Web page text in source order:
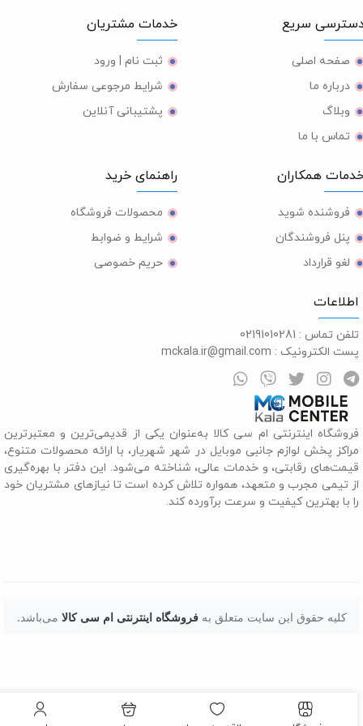
سریع
صفحه اصلی
درباره ما
وبلاگ
تماس با ما
خدمات مشتریان
ثبت نام | ورود
شرایط مرجوعی سفارش
پشتیبانی آنلاین
همکاران
فروشنده شوید
پنل فروشندگان
لغو قرارداد
راهنمای خرید
محصولات فروشگاه
شرایط و ضوابط
حریم خصوصی
تماس : 02191010281
الکترونیک : mckala.ir@gmail.com
اینترنتی ام سی کالا به‌عنوان یکی از قدیمی‌ترین و معتبرترین
پخش لوازم جانبی موبایل در شهر شهریار، با ارائه محصولات متنوع،
رقابتی، و خدمات عالی، شناخته می‌شود. این دفتر با بهره‌گیری
تیمی مجرب و متعهد، همواره تلاش کرده است تا نیازهای مشتریان خود
با بهترین کیفیت و سرعت برآورده کند.
کلیه حقوق این سایت متعلق بهفروشگاه اینترنتی ام سی کالامی‌باشد.